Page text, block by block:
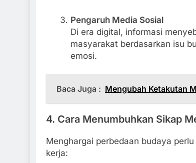
Pengaruh Media Sosial
Di era digital, informasi
masyarakat berdasarkan isu
emosi.
Baca Juga : Mengubah Ketakutan
4. Cara Menumbuhkan Sikap
Menghargai perbedaan budaya
kerja: